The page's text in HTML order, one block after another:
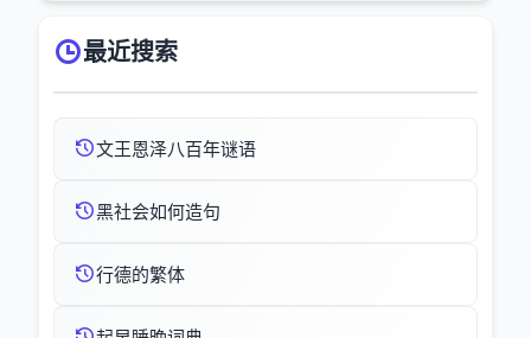
最近搜索
文王恩泽八百年谜语
黑社会如何造句
行德的繁体